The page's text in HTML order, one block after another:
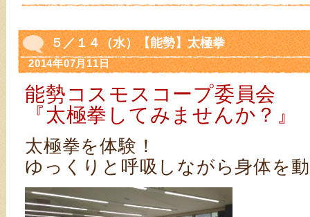
５／１４（水）【能勢】太極拳
2014年07月11日
能勢コスモスコープ委員会
『太極拳してみませんか？』
太極拳を体験！
ゆっくりと呼吸しながら身体を